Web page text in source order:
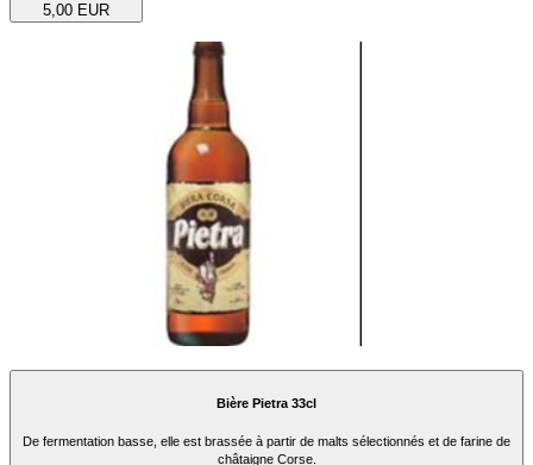
5,00 EUR
Bière Pietra 33cl
De fermentation basse, elle est brassée à partir de malts sélectionnés et de farine de
châtaigne Corse.